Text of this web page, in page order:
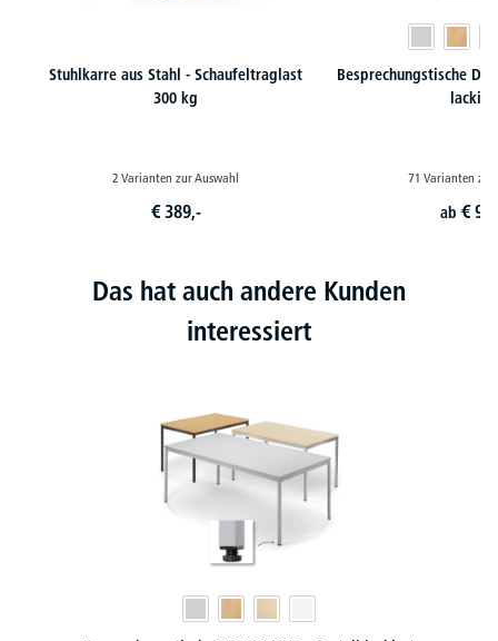
Stuhlkarre aus Stahl - Schaufeltraglast
300 kg
2 Varianten zur Auswahl
€ 389,-
Besprechungstische
71 Varianten zur
ab € 99,
Das hat auch andere Kunden
interessiert